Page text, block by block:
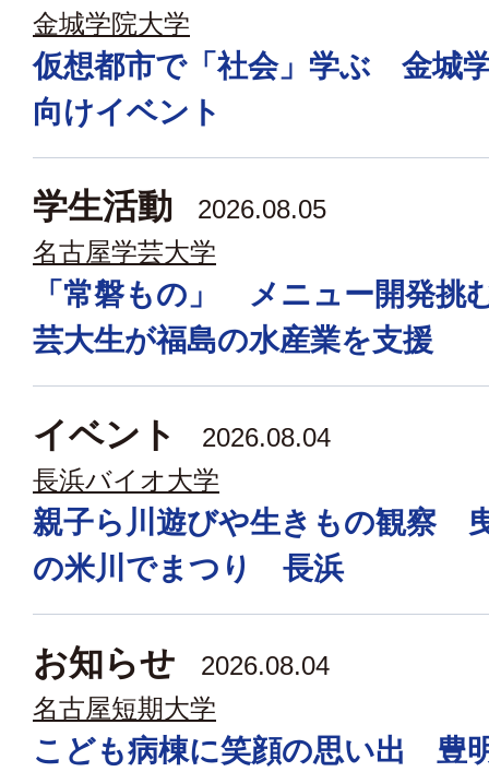
金城学院大学
仮想都市で「社会」学ぶ 金城
向けイベント
学生活動
2026.08.05
名古屋学芸大学
「常磐もの」 メニュー開発
芸大生が福島の水産業を支援
イベント
2026.08.04
長浜バイオ大学
親子ら川遊びや生きもの観察
の米川でまつり 長浜
お知らせ
2026.08.04
名古屋短期大学
こども病棟に笑顔の思い出 豊